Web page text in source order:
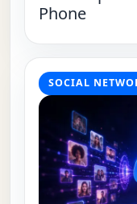
Phone
SOCIAL